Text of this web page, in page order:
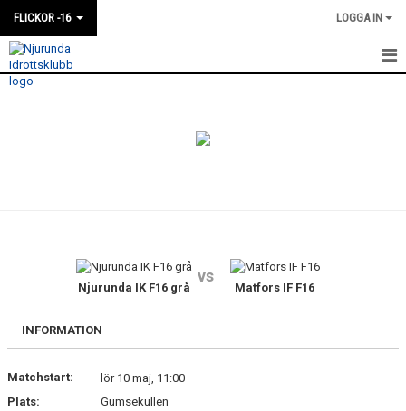
FLICKOR -16 LOGGA IN
HEM
BILDGALLERI
DOKUMENT
Njurunda IK F16 grå
vs
Matfors IF F16
INFORMATION
Matchstart:
lör 10 maj, 11:00
Plats:
Gumsekullen